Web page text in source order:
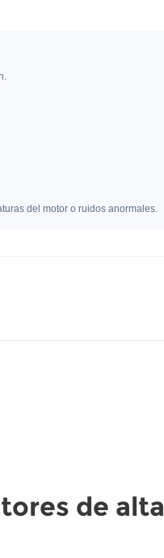
del motor o ruidos anormales.
de alta